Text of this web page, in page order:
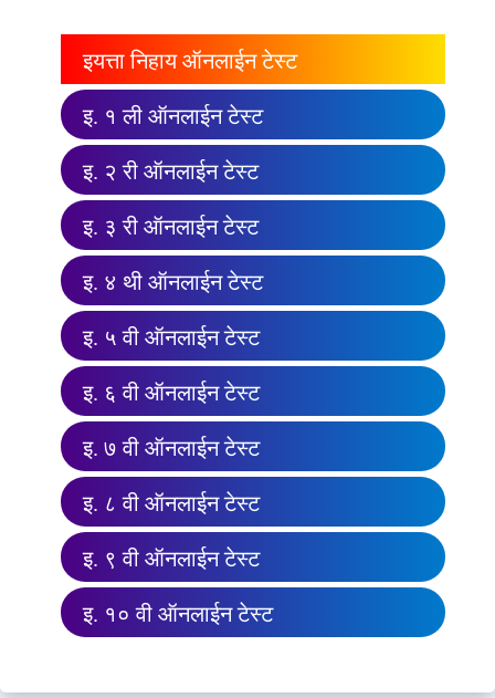
इयत्ता निहाय ऑनलाईन टेस्ट
इ. १ ली ऑनलाईन टेस्ट
इ. २ री ऑनलाईन टेस्ट
इ. ३ री ऑनलाईन टेस्ट
इ. ४ थी ऑनलाईन टेस्ट
इ. ५ वी ऑनलाईन टेस्ट
इ. ६ वी ऑनलाईन टेस्ट
इ. ७ वी ऑनलाईन टेस्ट
इ. ८ वी ऑनलाईन टेस्ट
इ. ९ वी ऑनलाईन टेस्ट
इ. १० वी ऑनलाईन टेस्ट